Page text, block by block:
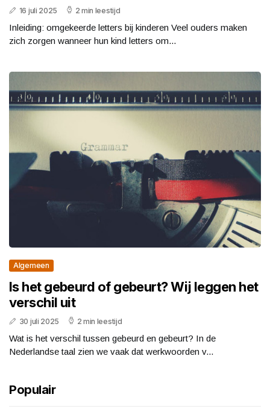
16 juli 2025 2 min leestijd
Inleiding: omgekeerde letters bij kinderen Veel ouders maken
zich zorgen wanneer hun kind letters om...
Algemeen
Is het gebeurd of gebeurt? Wij leggen het
verschil uit
30 juli 2025 2 min leestijd
Wat is het verschil tussen gebeurd en gebeurt? In de
Nederlandse taal zien we vaak dat werkwoorden v...
Populair